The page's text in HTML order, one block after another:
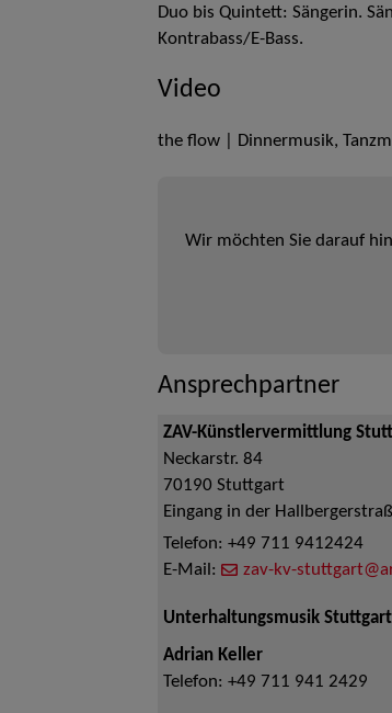
Duo bis Quintett: Sängerin.
Kontrabass/E-Bass.
Video
the flow | Dinnermusik,
Wir möchten Sie darauf
Ansprechpartner
ZAV-Künstlervermittlung
Neckarstr. 84
70190 Stuttgart
Eingang in der
Telefon: +49 711 9412424
E-Mail:
zav-kv-
Unterhaltungsmusik
Adrian Keller
Telefon: +49 711 941 2429